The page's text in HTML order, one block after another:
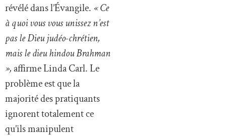
révélé dans l’Évangile. « Ce
à quoi vous vous unissez n’est
pas le Dieu judéo-chrétien,
mais le dieu hindou Brahman
»,affirme Linda Carl. Le
problème est que la
majorité des pratiquants
ignorent totalement ce
qu’ils manipulent